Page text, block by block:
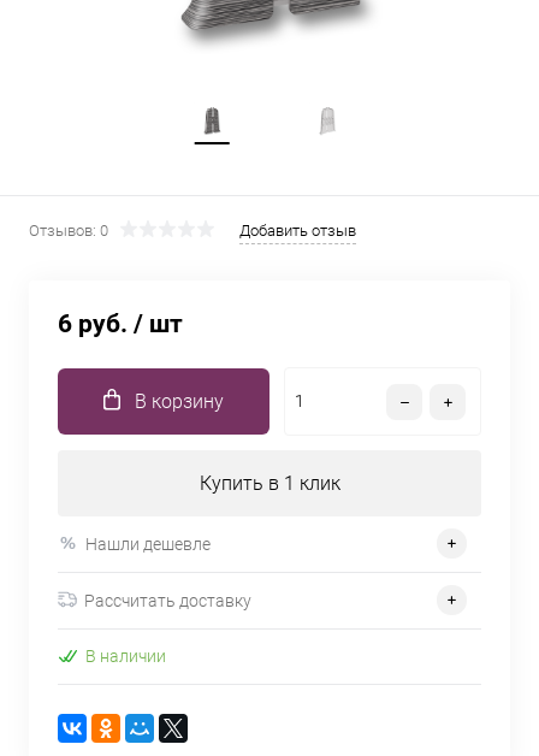
Отзывов: 0 Добавить отзыв
6 руб. / шт
В корзину
Купить в 1 клик
Нашли дешевле
Рассчитать доставку
В наличии